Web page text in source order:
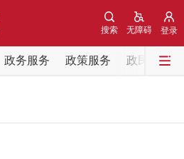
登录
无障碍
搜索
政务服务 政策服务 政民互动